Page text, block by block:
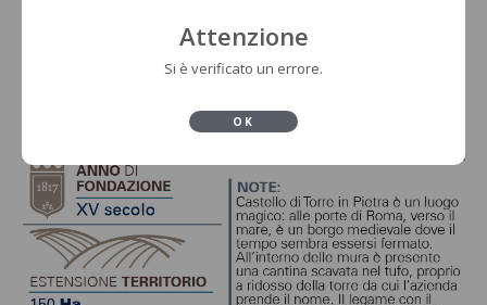
Attenzione
Si è verificato un errore.
OK